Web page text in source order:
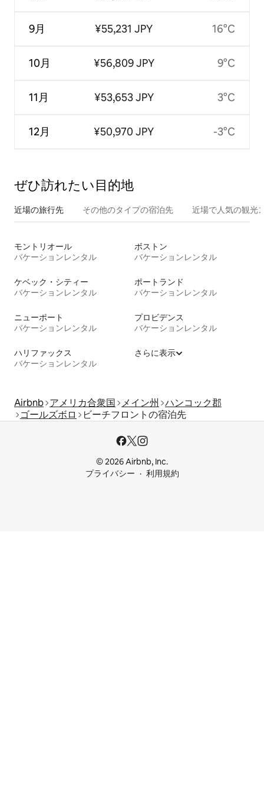
9月
10月
11月
12月
¥55,231 JPY
¥56,809 JPY
¥53,653 JPY
¥50,970 JPY
16°C
9°C
3°C
-3°C
ぜひ訪⁠れ⁠た⁠い目⁠的⁠地
近場の旅行先 その他のタ⁠イ⁠プ⁠の宿⁠泊⁠先 近場で人気の観光
モントリオール
バケーションレンタル
ボストン
バケーションレンタル
ケベック・シティー
バケーションレンタル
ポートランド
バケーションレンタル
ニューポート
バケーションレンタル
プロビデンス
バケーションレンタル
ハリファックス
バケーションレンタル
さらに表示
Airbnb アメリカ合衆国 メイン州 ハンコック郡
ゴールズボロ
ビーチフロントの宿泊先
© 2026 Airbnb, Inc.
プライバシー
利用規約